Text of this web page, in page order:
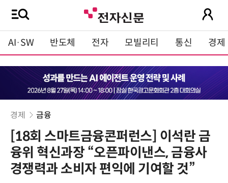
AI·SW 반도체 전자 모빌리티 통신 경제
경제 금융
[18회 스마트금융콘퍼런스] 이석란 금
융위 혁신과장 “오픈파이낸스, 금융사
경쟁력과 소비자 편익에 기여할 것”